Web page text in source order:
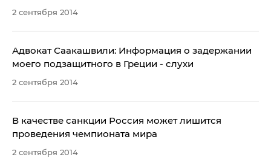
2 сентября 2014
Адвокат Саакашвили: Информация о задержании
моего подзащитного в Греции - слухи
2 сентября 2014
В качестве санкции Россия может лишится
проведения чемпионата мира
2 сентября 2014